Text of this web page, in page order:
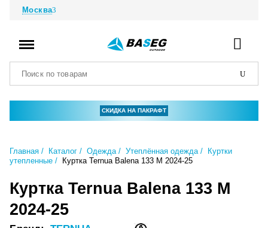
Москва
СКИДКА НА ПАКРАФТ
Главная Каталог Одежда Утеплённая одежда
Куртки
утепленные
Куртка Ternua Balena 133 M 2024-25
Куртка Ternua Balena 133 M
2024-25